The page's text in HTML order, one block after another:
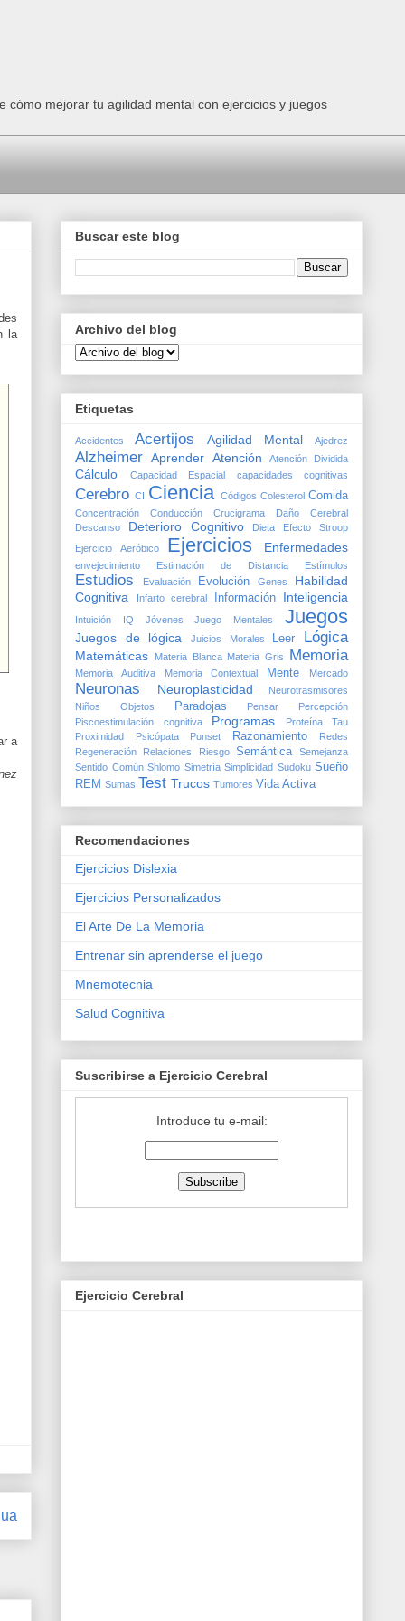
mejorar tu agilidad mental con ejercicios y juegos
la
a
Buscar este blog
Archivo del blog
Etiquetas
Accidentes Acertijos Agilidad Mental Ajedrez
Alzheimer Aprender Atención Atención Dividida
Cálculo Capacidad Espacial capacidades cognitivas
Cerebro CI Ciencia Códigos Colesterol Comida
Concentración Conducción Crucigrama
Daño Cerebral
Descanso
Deterioro Cognitivo Dieta
Efecto Stroop
Ejercicio Aeróbico
Ejercicios Enfermedades
envejecimiento Estimación de Distancia Estímulos
Estudios Evaluación Evolución Genes
Habilidad
Cognitiva
Infarto cerebral Información Inteligencia
Intuición IQ Jóvenes Juego Mentales Juegos
Juegos de lógica Juicios Morales Leer Lógica
Matemáticas Materia Blanca Materia Gris Memoria
Memoria Auditiva Memoria Contextual Mente Mercado
Neuronas Neuroplasticidad
Neurotrasmisores
Niños
Objetos Paradojas Pensar
Percepción
Piscoestimulación cognitiva
Programas
Proteína Tau
Proximidad
Psicópata Punset Razonamiento
Redes
Regeneración
Relaciones Riesgo Semántica
Semejanza
Sentido Común Shlomo Simetría Simplicidad Sudoku Sueño
REM Sumas Test Trucos Tumores Vida Activa
Recomendaciones
Ejercicios Dislexia
Ejercicios Personalizados
El Arte De La Memoria
Entrenar sin aprenderse el juego
Mnemotecnia
Salud Cognitiva
Suscribirse a Ejercicio Cerebral
Introduce tu e-mail:
Ejercicio Cerebral